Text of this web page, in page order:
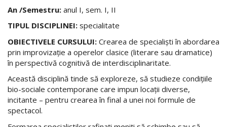
An /Semestru: anul I, sem. I, II
TIPUL DISCIPLINEI: specialitate
OBIECTIVELE CURSULUI: Crearea de specialişti în abordarea
prin improvizaţie a operelor clasice (literare sau dramatice)
în perspectivă cognitivă de interdisciplinaritate.
Această disciplină tinde să exploreze, să studieze condiţiile
bio-sociale contemporane care impun locaţii diverse,
incitante – pentru crearea în final a unei noi formule de
spectacol.